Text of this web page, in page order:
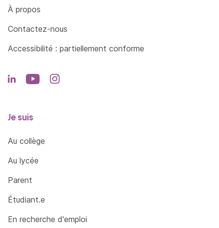
Côté Formations
À propos
Contactez-nous
Accessibilité : partiellement conforme
Je suis
Au collège
Au lycée
Parent
Étudiant.e
En recherche d'emploi